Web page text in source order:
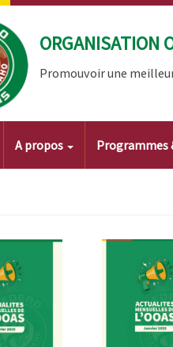
ORGANISATION
Promouvoir une
A propos Programmes